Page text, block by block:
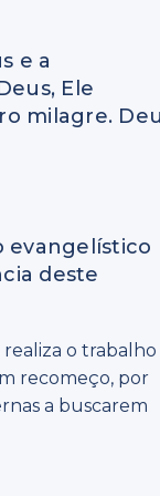
e a
Ele
milagre.
evangelístico
deste
realiza o trabalho
recomeço, por
a buscarem